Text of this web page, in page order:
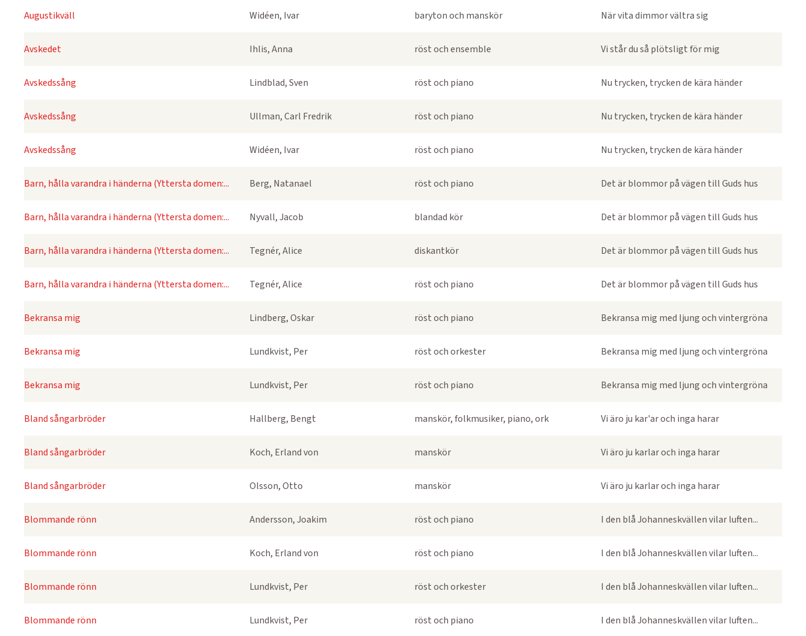
Augustikväll Widéen, Ivar baryton och manskör När vita dimmor vältra sig
Avskedet Ihlis, Anna röst och ensemble Vi står du så plötsligt för mig
Avskedssång Lindblad, Sven röst och piano Nu trycken, trycken de kära händer
Avskedssång Ullman, Carl Fredrik röst och piano Nu trycken, trycken de kära händer
Avskedssång Widéen, Ivar röst och piano Nu trycken, trycken de kära händer
Barn, hålla varandra i händerna (Yttersta domen:... Berg, Natanael röst och piano Det är blommor på vägen till Guds hus
Barn, hålla varandra i händerna (Yttersta domen:... Nyvall, Jacob blandad kör Det är blommor på vägen till Guds hus
Barn, hålla varandra i händerna (Yttersta domen:... Tegnér, Alice diskantkör Det är blommor på vägen till Guds hus
Barn, hålla varandra i händerna (Yttersta domen:... Tegnér, Alice röst och piano Det är blommor på vägen till Guds hus
Bekransa mig Lindberg, Oskar röst och piano Bekransa mig med ljung och vintergröna
Bekransa mig Lundkvist, Per röst och orkester Bekransa mig med ljung och vintergröna
Bekransa mig Lundkvist, Per röst och piano Bekransa mig med ljung och vintergröna
Bland sångarbröder Hallberg, Bengt manskör, folkmusiker, piano, ork Vi äro ju kar'ar och inga harar
Bland sångarbröder Koch, Erland von manskör Vi äro ju karlar och inga harar
Bland sångarbröder Olsson, Otto manskör Vi äro ju karlar och inga harar
Blommande rönn Andersson, Joakim röst och piano I den blå Johanneskvällen vilar luften...
Blommande rönn Koch, Erland von röst och piano I den blå Johanneskvällen vilar luften...
Blommande rönn Lundkvist, Per röst och orkester I den blå Johanneskvällen vilar luften...
Blommande rönn Lundkvist, Per röst och piano I den blå Johanneskvällen vilar luften...